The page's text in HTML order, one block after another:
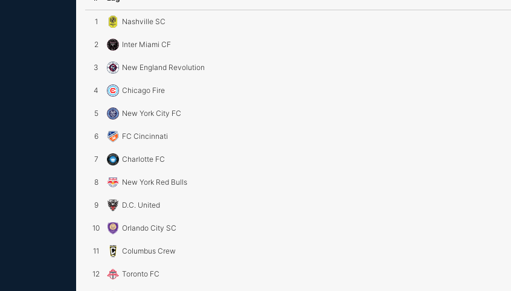
1 Nashville SC
2 Inter Miami CF
3 New England Revolution
4 Chicago Fire
5 New York City FC
6 FC Cincinnati
7 Charlotte FC
8 New York Red Bulls
9 D.C. United
10 Orlando City SC
11 Columbus Crew
12 Toronto FC